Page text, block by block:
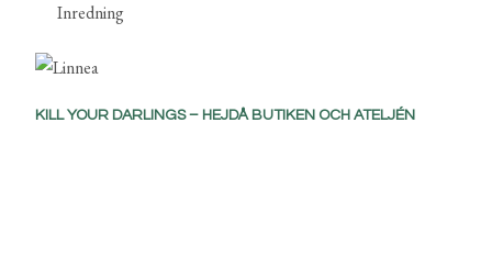
Inredning
KILL YOUR DARLINGS – HEJDÅ BUTIKEN OCH ATELJÉN